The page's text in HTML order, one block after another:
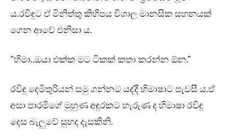
ය.රවිඳුට ඒ මිනිත්තු කිහිපය විශාල මානසික සහනයක්
ගෙන ආවේ එනිසා ය.
“හිමා..ඔයා එක්ක මට ටිකක් කතා කරන්න ඕන.”
රවිඳු දෙමිතුරියන් සමු ගන්නට යද්දී හිමාෂාට පැවසී ය.ඒ
අසා පාරමීගේ මුහුණ අඳුරකට හැරුණ ද හිමාෂා රවිඳු
දෙස බැලුවේ සුහද දෑසකිනි.